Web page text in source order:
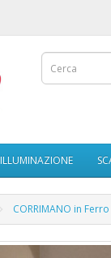
ILLUMINAZIONE
CORRIMANO in